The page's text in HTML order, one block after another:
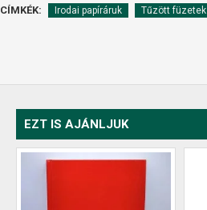
CÍMKÉK: Irodai papíráruk Tűzött füzetek
EZT IS AJÁNLJUK